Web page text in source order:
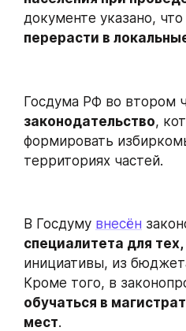
перерасти в
Госдума РФ во втором
законодательство,
формировать
территориях частей.
В Госдуму внесён
специалитета для
инициативы, из
обучаться в
мест.